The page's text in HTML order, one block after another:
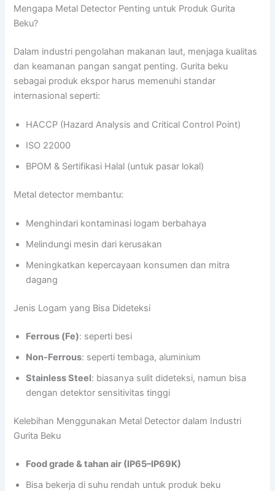
Mengapa Metal Detector Penting untuk Produk Gurita
Beku?
Dalam industri pengolahan makanan laut, menjaga kualitas
dan keamanan pangan sangat penting. Gurita beku
sebagai produk ekspor harus memenuhi standar
internasional seperti:
HACCP (Hazard Analysis and Critical Control Point)
ISO 22000
BPOM & Sertifikasi Halal (untuk pasar lokal)
Metal detector membantu:
Menghindari kontaminasi logam berbahaya
Melindungi mesin dari kerusakan
Meningkatkan kepercayaan konsumen dan mitra
dagang
Jenis Logam yang Bisa Dideteksi
Ferrous (Fe): seperti besi
Non-Ferrous: seperti tembaga, aluminium
Stainless Steel: biasanya sulit dideteksi, namun bisa
dengan detektor sensitivitas tinggi
Kelebihan Menggunakan Metal Detector dalam Industri
Gurita Beku
Food grade & tahan air (IP65–IP69K)
Bisa bekerja di suhu rendah untuk produk beku